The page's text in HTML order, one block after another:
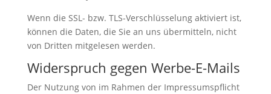
Wenn die SSL- bzw. TLS-Verschlüsselung aktiviert ist,
können die Daten, die Sie an uns übermitteln, nicht
von Dritten mitgelesen werden.
Widerspruch gegen Werbe-E-Mails
Der Nutzung von im Rahmen der Impressumspflicht